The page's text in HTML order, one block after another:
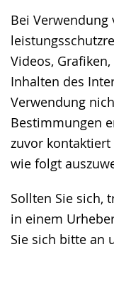
Bei
Videos,
Inhalten des
Verwendung
Bestimmungen
zuvor
wie folgt
Sollten Sie sich,
in einem
Sie sich bitte an